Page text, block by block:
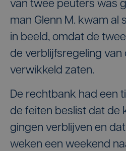
van twee peuters was
man Glenn M. kwam al
in beeld, omdat de
de verblijfsregeling van
verwikkeld zaten.
De rechtbank had een
de feiten beslist dat de
gingen verblijven en
weken een weekend